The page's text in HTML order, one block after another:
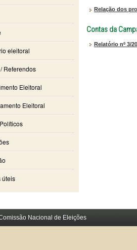
Relação dos
Contas da
Relatório nº 3/
eleitoral
Referendos
Eleitoral
Eleitoral
úteis
Nacional de Eleições